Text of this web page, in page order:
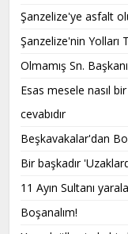
Şanzelize'ye asfalt
Şanzelize'nin Yolları
Olmamış Sn.
Esas mesele nasıl
cevabıdır
Beşkavakalar'dan
Bir başkadır
11 Ayın Sultanı
Boşanalım!